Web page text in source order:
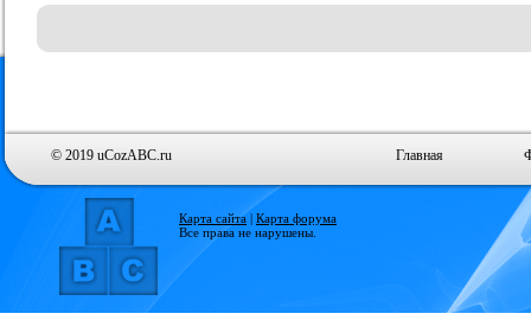
© 2019 uCozABC.ru Главная
Карта сайта | Карта форума
Все права не нарушены.